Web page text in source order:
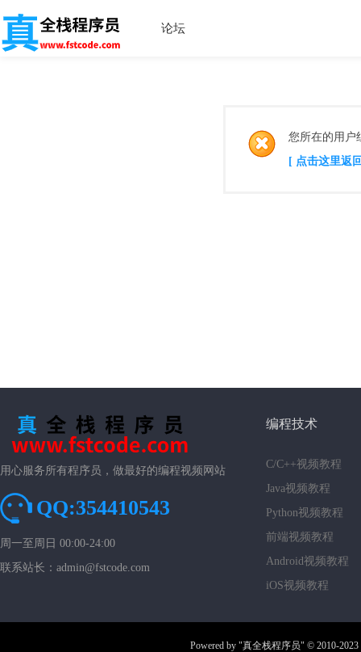
论坛
您所在的用户
[ 点击这里返
用心服务所有程序员，做最好的编程视频网站
QQ:354410543
周一至周日 00:00-24:00
联系站长：admin@fstcode.com
编程技术
C/C++视频教程
Java视频教程
Python视频教程
前端视频教程
Android视频教程
iOS视频教程
Powered by "真全栈程序员" © 2010-2023